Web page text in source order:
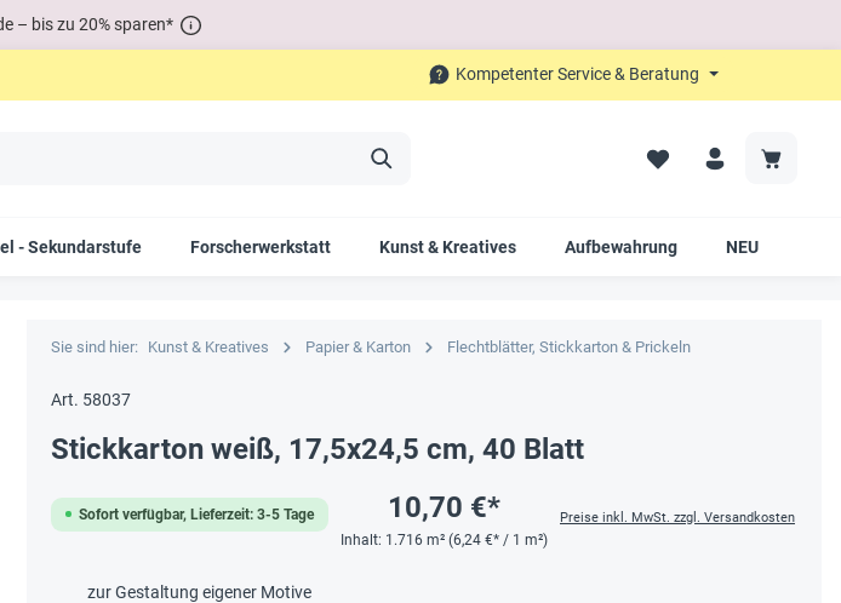
– bis zu 20% sparen*
Kompetenter Service & Beratung
- Sekundarstufe Forscherwerkstatt Kunst & Kreatives Aufbewahrung NEU
Sie sind hier: Kunst & Kreatives Papier & Karton Flechtblätter, Stickkarton & Prickeln
Art. 58037
Stickkarton weiß, 17,5x24,5 cm, 40 Blatt
Sofort verfügbar, Lieferzeit: 3-5 Tage 10,70 €*
Inhalt: 1.716 m² (6,24 €* / 1 m²)
Preise inkl. MwSt. zzgl. Versandkosten
zur Gestaltung eigener Motive